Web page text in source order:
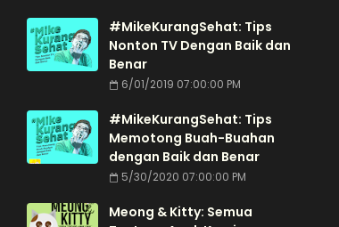
#MikeKurangSehat: Tips
Nonton TV Dengan Baik dan
Benar
6/01/2019 07:00:00 PM
#MikeKurangSehat: Tips
Memotong Buah-Buahan
dengan Baik dan Benar
5/30/2020 07:00:00 PM
Meong & Kitty: Semua